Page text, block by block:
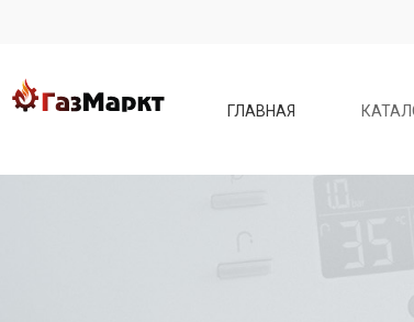
ГЛАВНАЯ